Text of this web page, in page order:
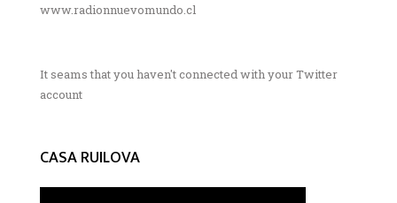
www.radionnuevomundo.cl
It seams that you haven't connected with your Twitter
account
CASA RUILOVA